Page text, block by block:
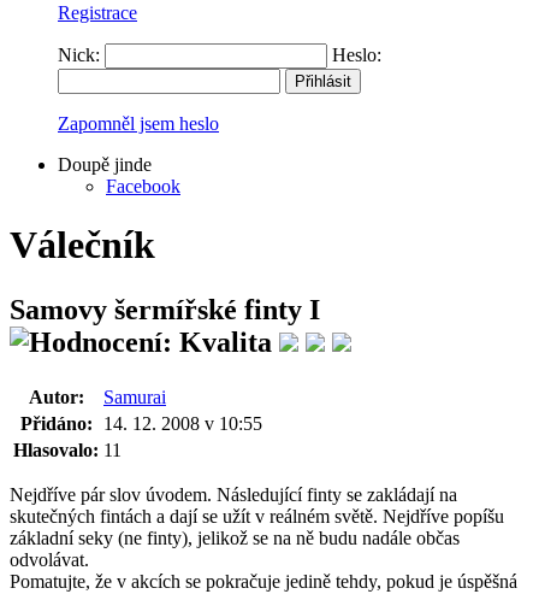
Registrace
Nick: Heslo:
Zapomněl jsem heslo
Doupě jinde
Facebook
Válečník
Samovy šermířské finty I
Autor:
Samurai
Přidáno:
14. 12. 2008 v 10:55
Hlasovalo: 11
Nejdříve pár slov úvodem. Následující finty se zakládají na
skutečných fintách a dají se užít v reálném světě. Nejdříve popíšu
základní seky (ne finty), jelikož se na ně budu nadále občas
odvolávat.
Pomatujte, že v akcích se pokračuje jedině tehdy, pokud je úspěšná